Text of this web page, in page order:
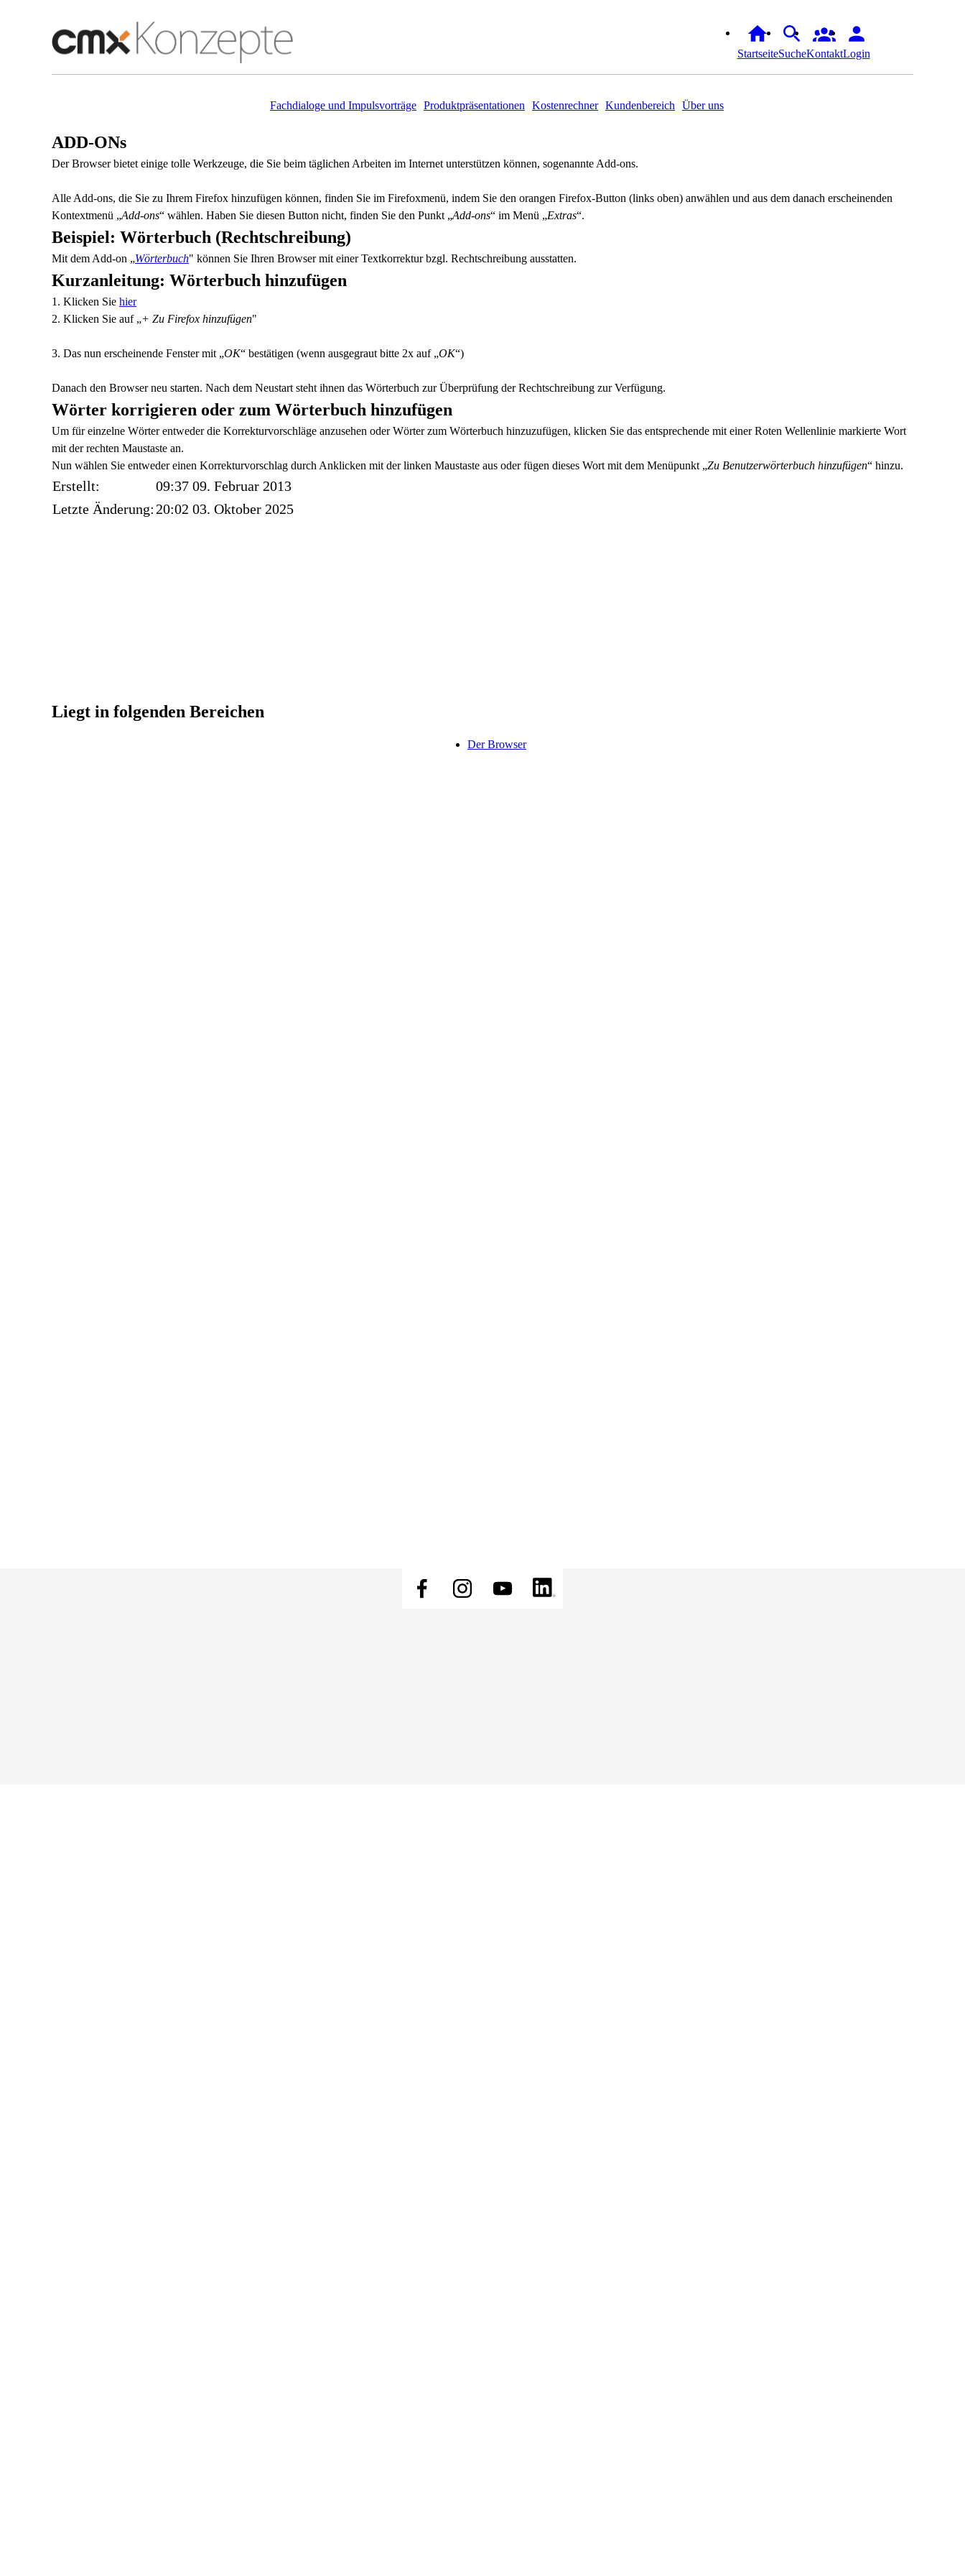
StartseiteSucheKontaktLogin
Fachdialoge und Impulsvorträge Produktpräsentationen Kostenrechner Kundenbereich Über uns
ADD-ONs
Der Browser bietet einige tolle Werkzeuge, die Sie beim täglichen Arbeiten im Internet unterstützen können, sogenannte Add-ons.
Alle Add-ons, die Sie zu Ihrem Firefox hinzufügen können, finden Sie im Firefoxmenü, indem Sie den orangen Firefox-Button (links oben) anwählen und aus dem danach erscheinenden
Kontextmenü „Add-ons“ wählen. Haben Sie diesen Button nicht, finden Sie den Punkt „Add-ons“ im Menü „Extras“.
Beispiel: Wörterbuch (Rechtschreibung)
Mit dem Add-on „Wörterbuch" können Sie Ihren Browser mit einer Textkorrektur bzgl. Rechtschreibung ausstatten.
Kurzanleitung: Wörterbuch hinzufügen
1. Klicken Sie hier
2. Klicken Sie auf „+ Zu Firefox hinzufügen"
3. Das nun erscheinende Fenster mit „OK“ bestätigen (wenn ausgegraut bitte 2x auf „OK“)
Danach den Browser neu starten. Nach dem Neustart steht ihnen das Wörterbuch zur Überprüfung der Rechtschreibung zur Verfügung.
Wörter korrigieren oder zum Wörterbuch hinzufügen
Um für einzelne Wörter entweder die Korrekturvorschläge anzusehen oder Wörter zum Wörterbuch hinzuzufügen, klicken Sie das entsprechende mit einer Roten Wellenlinie markierte Wort
mit der rechten Maustaste an.
Nun wählen Sie entweder einen Korrekturvorschlag durch Anklicken mit der linken Maustaste aus oder fügen dieses Wort mit dem Menüpunkt „Zu Benutzerwörterbuch hinzufügen“ hinzu.
Erstellt:
09:37 09. Februar 2013
Letzte Änderung: 20:02 03. Oktober 2025
Liegt in folgenden Bereichen
Der Browser